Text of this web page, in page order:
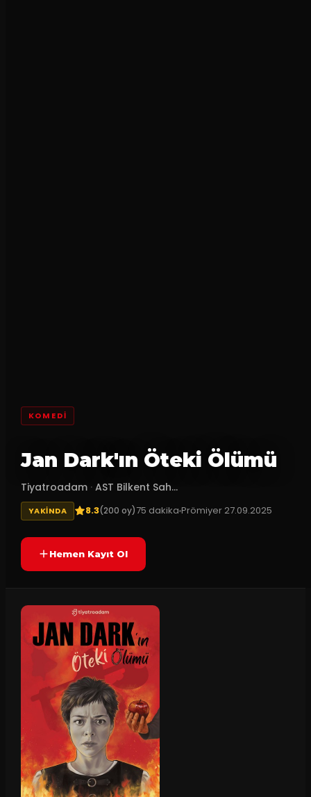
KOMEDI
Jan Dark'ın Öteki Ölümü
Tiyatroadam · AST Bilkent Sah...
YAKINDA 8.3(200 oy)75 dakikaPrömiyer 27.09.2025
Hemen Kayıt Ol